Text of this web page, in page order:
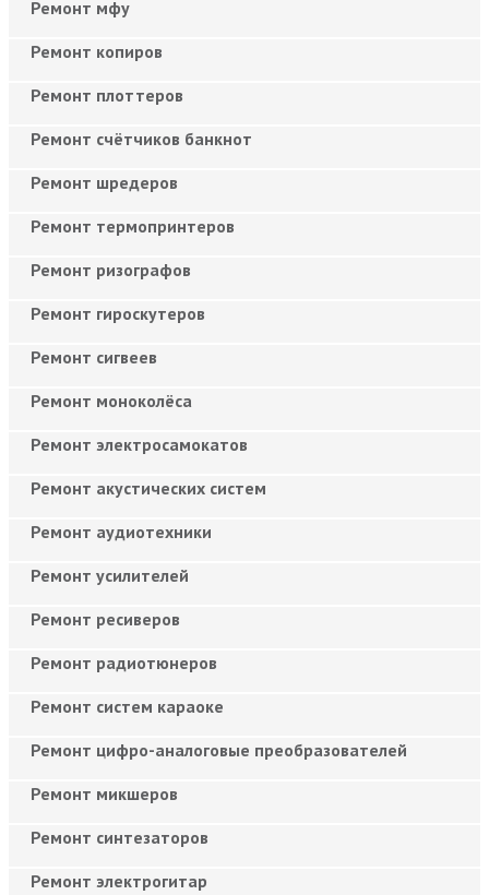
Ремонт мфу
Ремонт копиров
Ремонт плоттеров
Ремонт счётчиков банкнот
Ремонт шредеров
Ремонт термопринтеров
Ремонт ризографов
Ремонт гироскутеров
Ремонт сигвеев
Ремонт моноколёса
Ремонт электросамокатов
Ремонт акустических систем
Ремонт аудиотехники
Ремонт усилителей
Ремонт ресиверов
Ремонт радиотюнеров
Ремонт систем караоке
Ремонт цифро-аналоговые преобразователей
Ремонт микшеров
Ремонт синтезаторов
Ремонт электрогитар